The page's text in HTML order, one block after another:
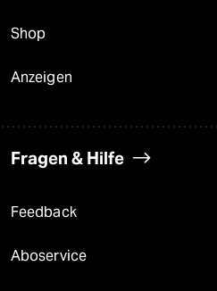
Shop
Anzeigen
Fragen & Hilfe
Feedback
Aboservice